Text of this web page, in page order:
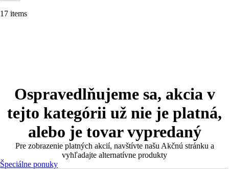
17 items
Ospravedlňujeme sa, akcia v
tejto kategórii už nie je platná,
alebo je tovar vypredaný
Pre zobrazenie platných akcií, navštívte našu Akčnú stránku a
vyhľadajte alternatívne produkty
Špeciálne ponuky